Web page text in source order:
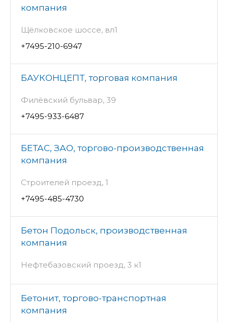
компания
Щёлковское шоссе, вл1
+7495-210-6947
БАУКОНЦЕПТ, торговая компания
Филёвский бульвар, 39
+7495-933-6487
БЕТАС, ЗАО, торгово-производственная
компания
Строителей проезд, 1
+7495-485-4730
Бетон Подольск, производственная
компания
Нефтебазовский проезд, 3 к1
Бетонит, торгово-транспортная
компания